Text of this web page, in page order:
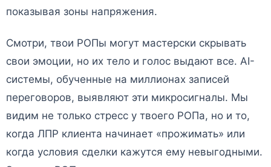
показывая зоны напряжения.
Смотри, твои РОПы могут мастерски скрывать
свои эмоции, но их тело и голос выдают все. AI-
системы, обученные на миллионах записей
переговоров, выявляют эти микросигналы. Мы
видим не только стресс у твоего РОПа, но и то,
когда ЛПР клиента начинает «прожимать» или
когда условия сделки кажутся ему невыгодными.